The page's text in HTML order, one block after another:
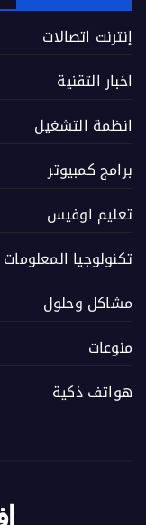
إنترنت اتصالات
اخبار التقنية
انظمة التشغيل
برامج كمبيوتر
تعليم اوفيس
تكنولوجيا
مشاكل وحلول
منوعات
هواتف ذكية